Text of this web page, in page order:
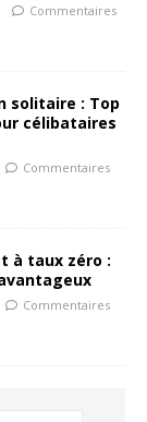
Commentaires
solitaire : Top
célibataires
Commentaires
à taux zéro :
Commentaires